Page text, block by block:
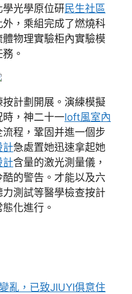
學光學原位研民生社區
，乘組完成了燃燒科
物理實驗柜內實驗模
。
按計劃開展。演練模擬
，神二十一loft風室內
程，鞏固并進一個步
計急處置她迅速拿起她
計含量的激光測量儀，
的警告。才能以及六
測試等醫學檢查按計
化進行。
亂，已致JIUYI俱意住